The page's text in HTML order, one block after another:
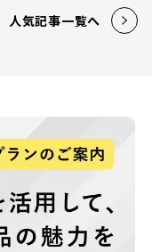
人気記事一覧へ